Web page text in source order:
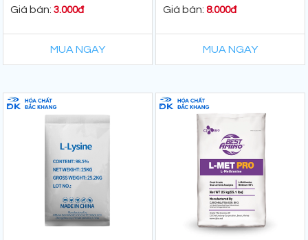
Giá bán: 3.000đ
MUA NGAY
Giá bán: 8.000đ
MUA NGAY